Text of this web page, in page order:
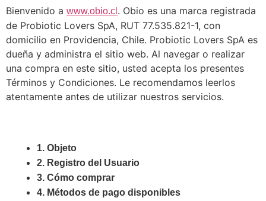
Bienvenido a www.obio.cl . Obio es una marca registrada
de Probiotic Lovers SpA, RUT 77.535.821-1, con
domicilio en Providencia, Chile. Probiotic Lovers SpA es
dueña y administra el sitio web. Al navegar o realizar
una compra en este sitio, usted acepta los presentes
Términos y Condiciones. Le recomendamos leerlos
atentamente antes de utilizar nuestros servicios.
1. Objeto
2. Registro del Usuario
3. Cómo comprar
4. Métodos de pago disponibles